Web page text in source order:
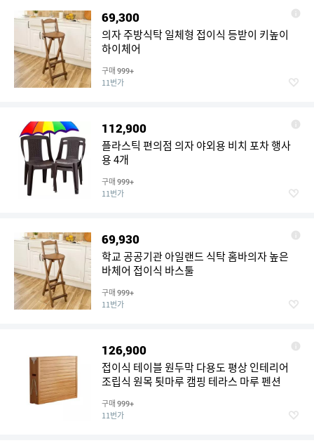
69,300
의자 주방식탁 일체형 접이식 등받이 키높이
하이체어
구매 999+
11번가
112,900
플라스틱 편의점 의자 야외용 비치 포차 행사
용 4개
구매 999+
11번가
69,930
학교 공공기관 아일랜드 식탁 홈바의자 높은
바체어 접이식 바스툴
구매 999+
11번가
126,900
접이식 테이블 원두막 다용도 평상 인테리어
조립식 원목 툇마루 캠핑 테라스 마루 펜션
구매 999+
11번가